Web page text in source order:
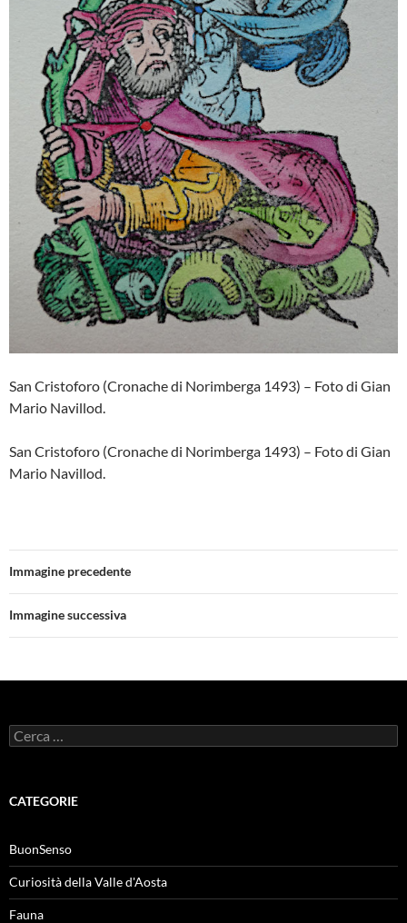
San Cristoforo (Cronache di Norimberga 1493) – Foto di Gian
Mario Navillod.
San Cristoforo (Cronache di Norimberga 1493) – Foto di Gian
Mario Navillod.
Immagine precedente
Immagine successiva
Ricerca
per:
CATEGORIE
BuonSenso
Curiosità della Valle d'Aosta
Fauna